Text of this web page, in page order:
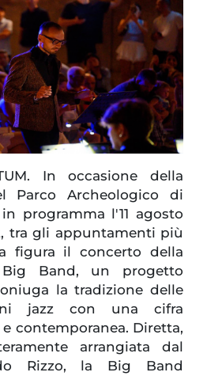
In occasione della
Parco Archeologico di
programma l'11 agosto
tra gli appuntamenti più
figura il concerto della
Big Band, un progetto
la tradizione delle
jazz con una cifra
contemporanea. Diretta,
arrangiata dal
Rizzo, la Big Band